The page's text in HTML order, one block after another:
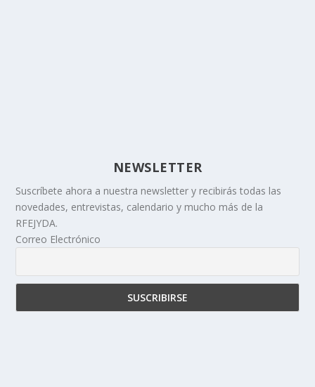
NEWSLETTER
Suscríbete ahora a nuestra newsletter y recibirás todas las
novedades, entrevistas, calendario y mucho más de la
RFEJYDA.
Correo Electrónico